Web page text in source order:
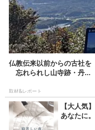
仏教伝来以前からの古社を
忘れられし山寺跡・丹...
取材&レポート
【大人気
あなたに。